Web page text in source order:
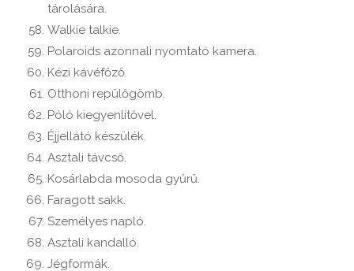
tárolására.
Walkie talkie.
Polaroids azonnali nyomtató kamera.
Kézi kávéfőző.
Otthoni repülőgömb.
Póló kiegyenlítővel.
Éjjellátó készülék.
Asztali távcső.
Kosárlabda mosoda gyűrű.
Faragott sakk.
Személyes napló.
Asztali kandalló.
Jégformák.